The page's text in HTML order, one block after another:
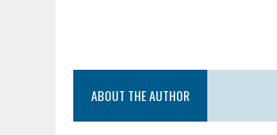
ABOUT THE AUTHOR